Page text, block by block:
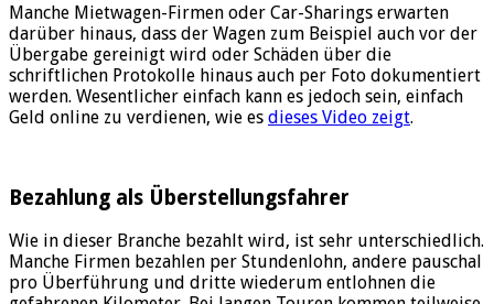
Manche Mietwagen-Firmen oder Car-Sharings erwarten
darüber hinaus, dass der Wagen zum Beispiel auch vor der
Übergabe gereinigt wird oder Schäden über die
schriftlichen Protokolle hinaus auch per Foto dokumentiert
werden. Wesentlicher einfach kann es jedoch sein, einfach
Geld online zu verdienen, wie es dieses Video zeigt.
Bezahlung als Überstellungsfahrer
Wie in dieser Branche bezahlt wird, ist sehr unterschiedlich.
Manche Firmen bezahlen per Stundenlohn, andere pauschal
pro Überführung und dritte wiederum entlohnen die